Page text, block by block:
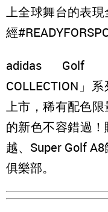
上全球舞台的表
經
adidas Golf
COLLECTION」
上市，稀有配色
的新色不容錯過
越、Super Golf
俱樂部。